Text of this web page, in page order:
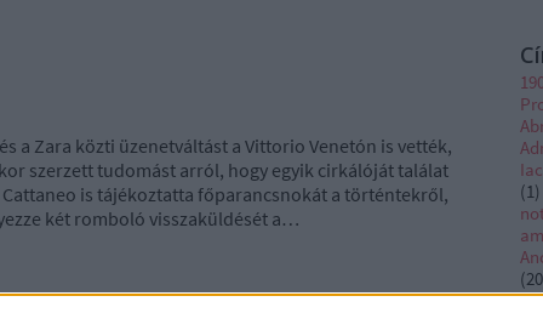
a Zara közti üzenetváltást a Vittorio Venetón is vették,
szerzett tudomást arról, hogy egyik cirkálóját találat
is tájékoztatta főparancsnokát a történtekről,
két romboló visszaküldését a…
(1)
(20